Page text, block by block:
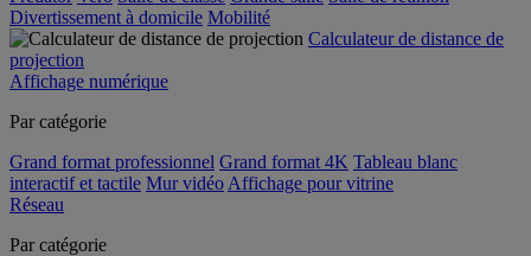
Divertissement à domicile Mobilité
Calculateur de distance de
projection
Affichage numérique
Par catégorie
Grand format professionnel Grand format 4K Tableau blanc
interactif et tactile Mur vidéo Affichage pour vitrine
Réseau
Par catégorie